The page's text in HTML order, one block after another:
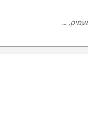
ד״ר גיא מספר 1 ! מפגין מקצועיות גבוהה וידע מעמיק, תוך מתן הסבר ברור ומרגיע לאורך כל התהליך. היחס האישי שלו והסבלנות, תורמים מאוד לתחושת הביטחון שלי כמטופל. ממליץ בחום לכל מי שמחפש טיפול רפואי ברמה גבוהה לצד אנושיות ואכפתיות.